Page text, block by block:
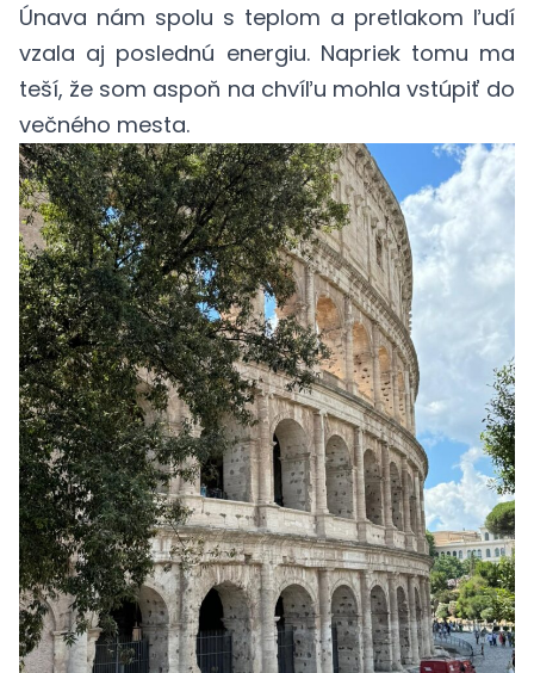
Únava nám spolu s teplom a pretlakom ľudí
vzala aj poslednú energiu. Napriek tomu ma
teší, že som aspoň na chvíľu mohla vstúpiť do
večného mesta.